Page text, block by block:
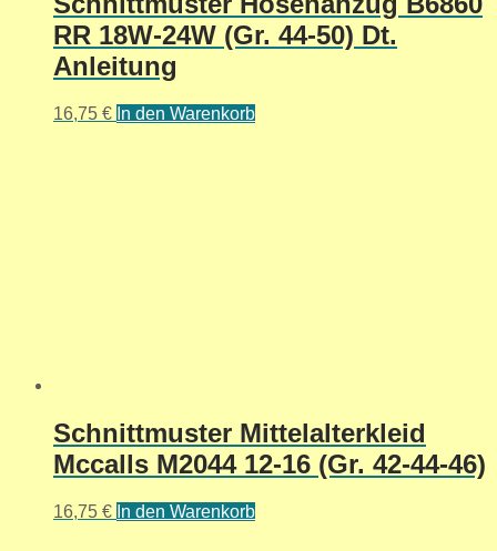
RR 18W-24W (Gr. 44-50) Dt.
Anleitung
16,75 € In den Warenkorb
Schnittmuster Mittelalterkleid
Mccalls M2044 12-16 (Gr. 42-44-46)
16,75 € In den Warenkorb